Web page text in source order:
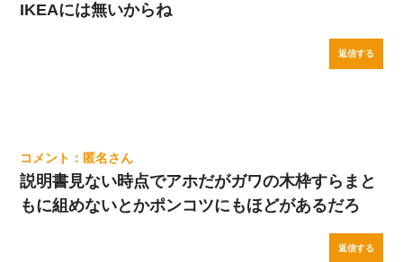
IKEAには無いからね
返信する
匿名
説明書見ない時点でアホだがガワの木枠すらまと
もに組めないとかポンコツにもほどがあるだろ
返信する